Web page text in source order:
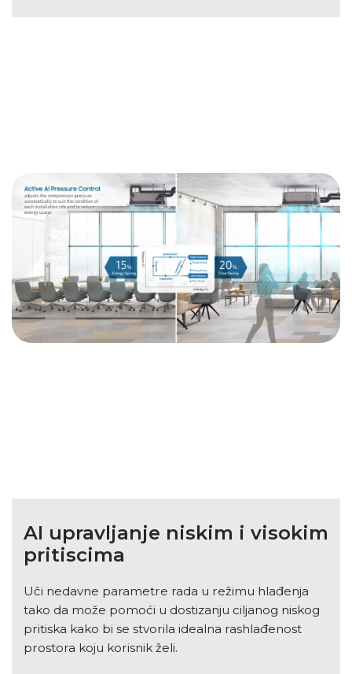
AI upravljanje niskim i visokim
pritiscima
Uči nedavne parametre rada u režimu hlađenja
tako da može pomoći u dostizanju ciljanog niskog
pritiska kako bi se stvorila idealna rashlađenost
prostora koju korisnik želi.